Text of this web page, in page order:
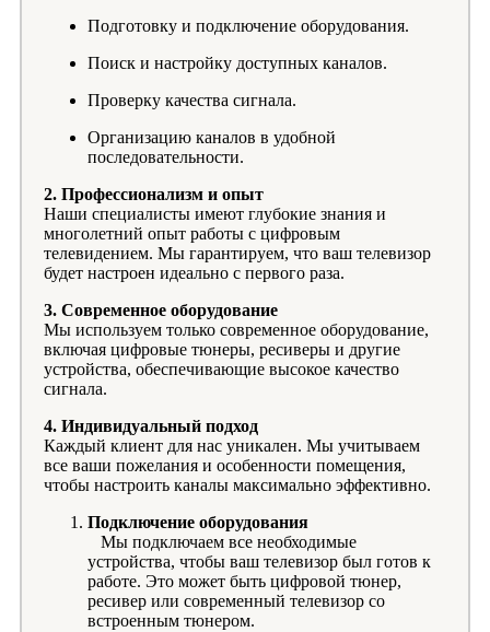
Подготовку и подключение оборудования.
Поиск и настройку доступных каналов.
Проверку качества сигнала.
Организацию каналов в удобной
последовательности.
2. Профессионализм и опыт
Наши специалисты имеют глубокие знания и
многолетний опыт работы с цифровым
телевидением. Мы гарантируем, что ваш телевизор
будет настроен идеально с первого раза.
3. Современное оборудование
Мы используем только современное оборудование,
включая цифровые тюнеры, ресиверы и другие
устройства, обеспечивающие высокое качество
сигнала.
4. Индивидуальный подход
Каждый клиент для нас уникален. Мы учитываем
все ваши пожелания и особенности помещения,
чтобы настроить каналы максимально эффективно.
Подключение оборудования
Мы подключаем все необходимые
устройства, чтобы ваш телевизор был готов к
работе. Это может быть цифровой тюнер,
ресивер или современный телевизор со
встроенным тюнером.